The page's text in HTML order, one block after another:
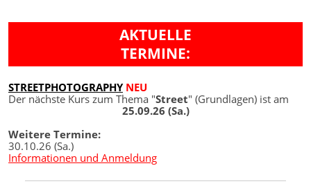
AKTUELLE
TERMINE:
STREETPHOTOGRAPHY NEU
Der nächste Kurs zum Thema "Street" (Grundlagen) ist am
25.09.26 (Sa.)
Weitere Termine:
30.10.26 (Sa.)
Informationen und Anmeldung